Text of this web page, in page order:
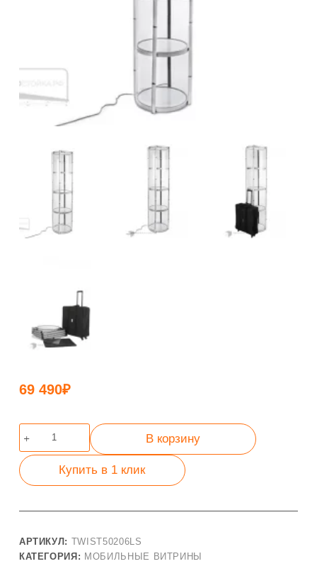
69 490₽
Количество
товара
Стойка
круглая
Twist
В корзину
Купить в 1 клик
АРТИКУЛ: TWIST50206LS
КАТЕГОРИЯ: МОБИЛЬНЫЕ ВИТРИНЫ